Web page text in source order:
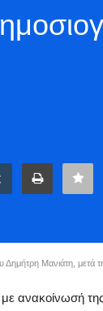
Μανιάτη, μετά
ανακοίνωσή